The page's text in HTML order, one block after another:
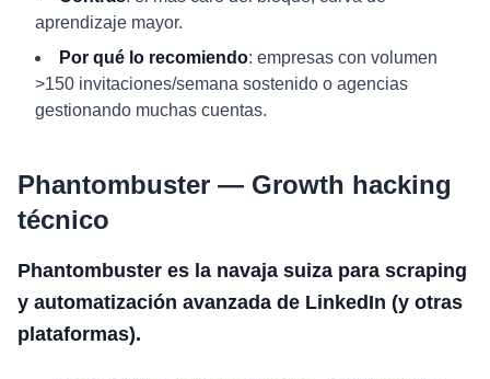
aprendizaje mayor.
Por qué lo recomiendo: empresas con volumen
>150 invitaciones/semana sostenido o agencias
gestionando muchas cuentas.
Phantombuster — Growth hacking
técnico
Phantombuster es la navaja suiza para scraping
y automatización avanzada de LinkedIn (y otras
plataformas).